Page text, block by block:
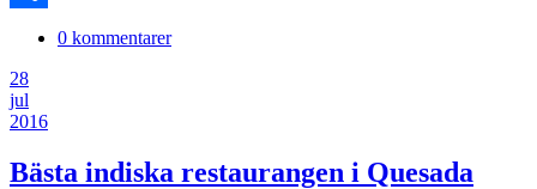
0 kommentarer
28
jul
2016
Bästa indiska restaurangen i Quesada